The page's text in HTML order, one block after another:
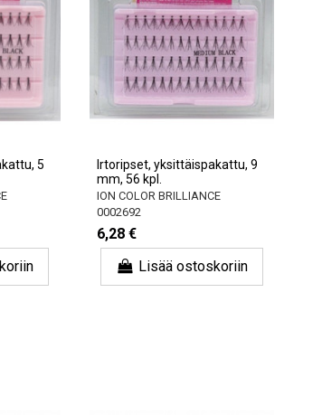
5
Irtoripset, yksittäispakattu, 9
mm, 56 kpl.
ION COLOR BRILLIANCE
0002692
6,28 €
Lisää ostoskoriin